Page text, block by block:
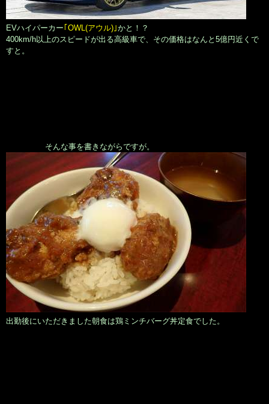
EVハイパーカー｢OWL(アウル)｣かと！？
400km/h以上のスピードが出る高級車で、その価格はなんと5億円近くで
すと。
そんな事を書きながらですが。
出勤後にいただきました朝食は鶏ミンチバーグ丼定食でした。